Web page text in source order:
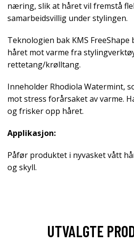
næring, slik at håret vil fremstå
samarbeidsvillig under stylingen.
Teknologien bak KMS
håret mot varme fra
rettetang/krølltang.
Inneholder Rhodiola Watermint,
mot stress forårsaket av varme.
og frisker opp håret.
Applikasjon:
Påfør produktet i nyvasket vått
og skyll.
UTVALGTE